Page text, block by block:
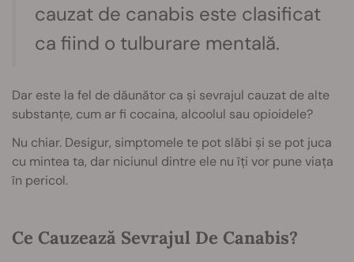
cauzat de canabis este clasificat
ca fiind o tulburare mentală.
Dar este la fel de dăunător ca și sevrajul cauzat de alte
substanțe, cum ar fi cocaina, alcoolul sau opioidele?
Nu chiar. Desigur, simptomele te pot slăbi și se pot juca
cu mintea ta, dar niciunul dintre ele nu îți vor pune viața
în pericol.
Ce Cauzează Sevrajul De Canabis?